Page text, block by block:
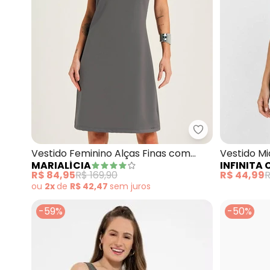
Marialícia -
Vestido Feminino Alças Finas com
Botões (Cinza)
MARIALÍCIA
R$ 84,95R$ 169,90
ou 2xde R$ 42,47 sem juros
Vestido
(Cinza)
INFINITA
R$ 44,99
-59% -50%